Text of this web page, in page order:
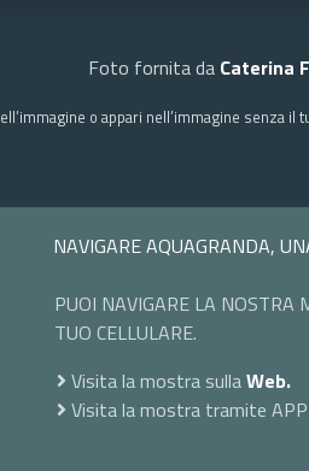
Foto fornita da Caterina
o appari nell’immagine senza
NAVIGARE AQUAGRANDA,
PUOI NAVIGARE LA NOSTRA
TUO CELLULARE.
Visita la mostra sullaWeb.
Visita la mostra tramite APP